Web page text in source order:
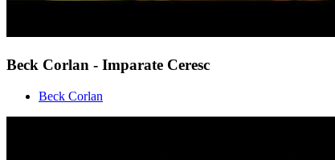
Beck Corlan - Imparate Ceresc
Beck Corlan